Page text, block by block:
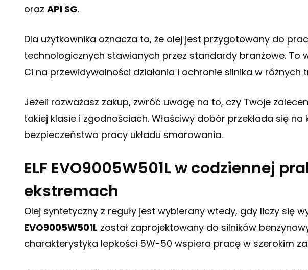
oraz API SG.
Dla użytkownika oznacza to, że olej jest przygotowany do
technologicznych stawianych przez standardy branżowe. To
Ci na przewidywalności działania i ochronie silnika w różnych
Jeżeli rozważasz zakup, zwróć uwagę na to, czy Twoje
takiej klasie i zgodnościach. Właściwy dobór przekłada się
bezpieczeństwo pracy układu smarowania.
ELF EVO9005W501L w codziennej
ekstremach
Olej syntetyczny z reguły jest wybierany wtedy, gdy liczy się
EVO9005W501L został zaprojektowany do silników
charakterystyka lepkości 5W-50 wspiera pracę w szerokim